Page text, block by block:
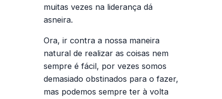
muitas vezes na liderança dá
asneira.
Ora, ir contra a nossa maneira
natural de realizar as coisas nem
sempre é fácil, por vezes somos
demasiado obstinados para o fazer,
mas podemos sempre ter à volta